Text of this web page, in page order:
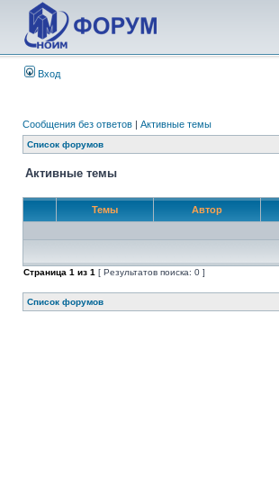
Вход
Сообщения без ответов | Активные темы
Список форумов
Активные темы
Темы Автор
Страница 1 из 1 [ Результатов поиска: 0 ]
Список форумов